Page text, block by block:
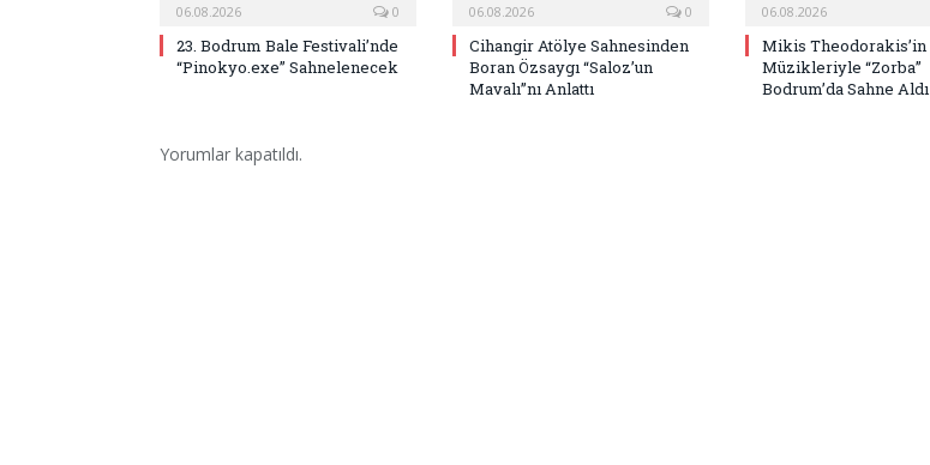
06.08.2026 0
23. Bodrum Bale Festivali’nde
“Pinokyo.exe” Sahnelenecek
06.08.2026 0
Cihangir Atölye Sahnesinden
Boran Özsaygı “Saloz’un
Mavalı”nı Anlattı
06.08.2026
Mikis Theodorakis’in
Müzikleriyle “Zorba”
Bodrum’da Sahne Aldı
Yorumlar kapatıldı.